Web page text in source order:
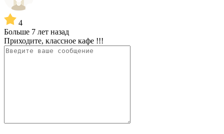
4
Больше 7 лет назад
Приходите, классное кафе !!!